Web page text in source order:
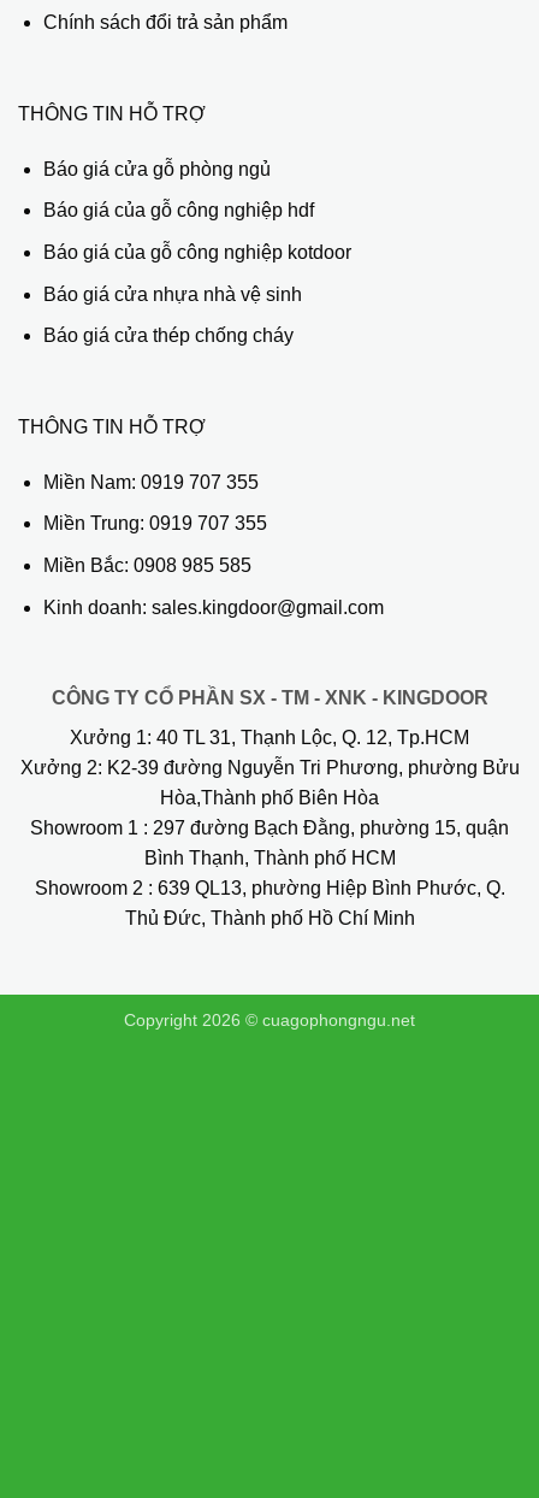
Chính sách đổi trả sản phẩm
THÔNG TIN HỖ TRỢ
Báo giá cửa gỗ phòng ngủ
Báo giá của gỗ công nghiệp hdf
Báo giá của gỗ công nghiệp kotdoor
Báo giá cửa nhựa nhà vệ sinh
Báo giá cửa thép chống cháy
THÔNG TIN HỖ TRỢ
Miền Nam: 0919 707 355
Miền Trung: 0919 707 355
Miền Bắc: 0908 985 585
Kinh doanh: sales.kingdoor@gmail.com
CÔNG TY CỔ PHẦN SX - TM - XNK - KINGDOOR
Xưởng 1: 40 TL 31, Thạnh Lộc, Q. 12, Tp.HCM
Xưởng 2: K2-39 đường Nguyễn Tri Phương, phường Bửu
Hòa,Thành phố Biên Hòa
Showroom 1 : 297 đường Bạch Đằng, phường 15, quận
Bình Thạnh, Thành phố HCM
Showroom 2 : 639 QL13, phường Hiệp Bình Phước, Q.
Thủ Đức, Thành phố Hồ Chí Minh
Copyright 2026 © cuagophongngu.net